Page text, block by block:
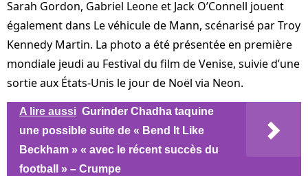
Sarah Gordon, Gabriel Leone et Jack O’Connell jouent
également dans Le véhicule de Mann, scénarisé par Troy
Kennedy Martin. La photo a été présentée en première
mondiale jeudi au Festival du film de Venise, suivie d’une
sortie aux États-Unis le jour de Noël via Neon.
A lire aussi Gurinder Chadha taquine
une possible suite de « Bend It Like
Beckham » « avec le récent succès du
football » – Crumpe